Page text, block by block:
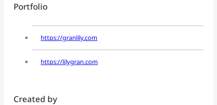
Portfolio
https://granlily.com
https://lilygran.com
Created by